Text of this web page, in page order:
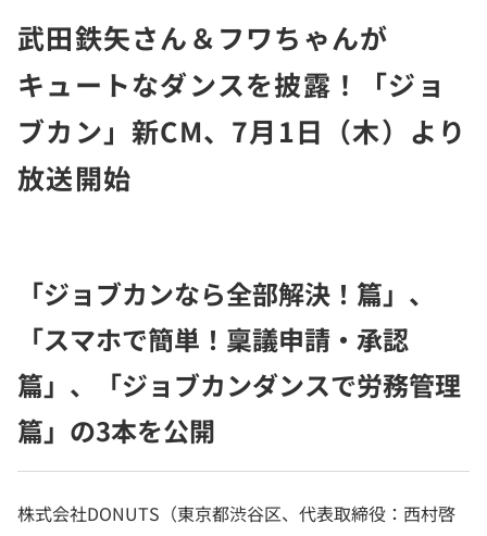
武田鉄矢さん＆フワちゃんが
キュートなダンスを披露！「ジョ
ブカン」新CM、7月1日（木）より
放送開始
「ジョブカンなら全部解決！篇」、
「スマホで簡単！稟議申請・承認
篇」、「ジョブカンダンスで労務管理
篇」の3本を公開
株式会社DONUTS（東京都渋谷区、代表取締役：西村啓